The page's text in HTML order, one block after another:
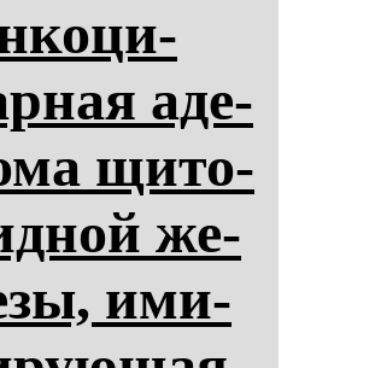
аде­
щи­то­
же­
ими­